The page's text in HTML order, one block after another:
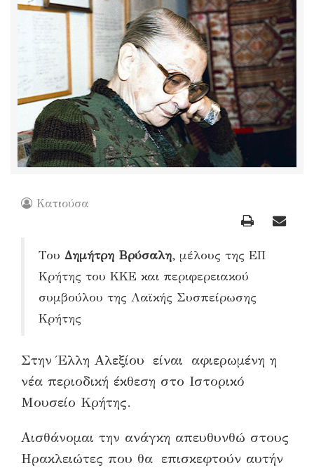
Κατιούσα
Του Δημήτρη Βρύσαλη, μέλους της ΕΠ
Κρήτης του ΚΚΕ και περιφερειακού
συμβούλου της Λαϊκής Συσπείρωσης
Κρήτης
Στην Έλλη Αλεξίου είναι αφιερωμένη η
νέα περιοδική έκθεση στο Ιστορικό
Μουσείο Κρήτης.
Αισθάνομαι την ανάγκη απευθυνθώ στους
Ηρακλειώτες που θα επισκεφτούν αυτήν